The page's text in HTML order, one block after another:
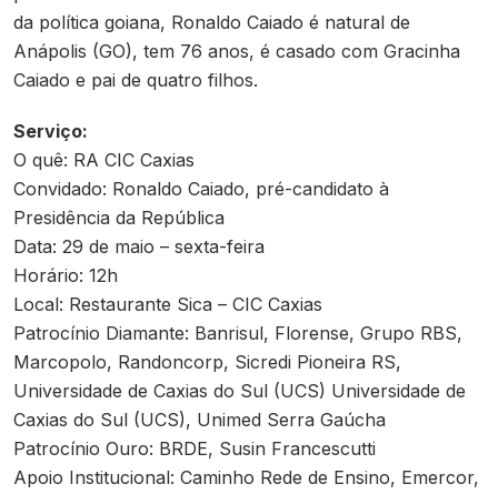
da política goiana, Ronaldo Caiado é natural de
Anápolis (GO), tem 76 anos, é casado com Gracinha
Caiado e pai de quatro filhos.
Serviço:
O quê: RA CIC Caxias
Convidado: Ronaldo Caiado, pré-candidato à
Presidência da República
Data: 29 de maio – sexta-feira
Horário: 12h
Local: Restaurante Sica – CIC Caxias
Patrocínio Diamante: Banrisul, Florense, Grupo RBS,
Marcopolo, Randoncorp, Sicredi Pioneira RS,
Universidade de Caxias do Sul (UCS) Universidade de
Caxias do Sul (UCS), Unimed Serra Gaúcha
Patrocínio Ouro: BRDE, Susin Francescutti
Apoio Institucional: Caminho Rede de Ensino, Emercor,